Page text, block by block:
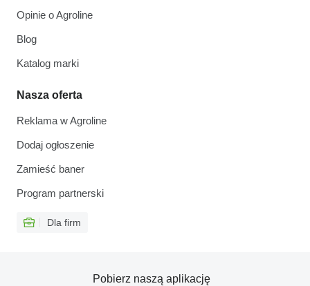
Opinie o Agroline
Blog
Katalog marki
Nasza oferta
Reklama w Agroline
Dodaj ogłoszenie
Zamieść baner
Program partnerski
Dla firm
Pobierz naszą aplikację